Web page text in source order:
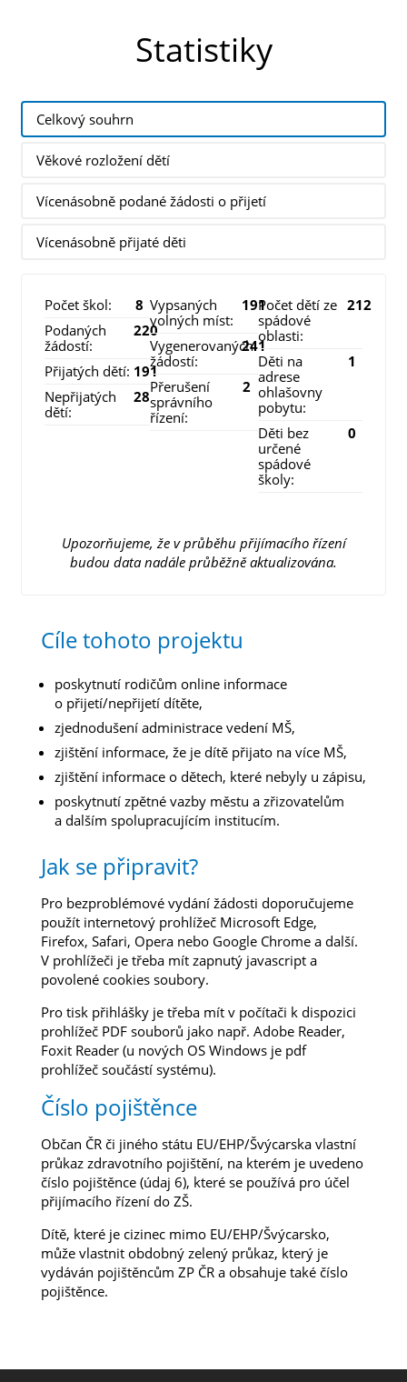
Statistiky
Celkový souhrn
Věkové rozložení dětí
Vícenásobně podané žádosti o přijetí
Vícenásobně přijaté děti
Počet škol:
8
Podaných
žádostí:
220
Přijatých dětí: 191
Nepřijatých
dětí:
28
Vypsaných
volných míst:
191
Vygenerovaných
žádostí:
241
Přerušení
správního
řízení:
2
Počet dětí ze
spádové
oblasti:
212
Děti na
adrese
ohlašovny
pobytu:
1
Děti bez
určené
spádové
školy:
0
Upozorňujeme, že v průběhu přijímacího řízení
budou data nadále průběžně aktualizována.
Cíle tohoto projektu
poskytnutí rodičům online informace
o přijetí/nepřijetí dítěte,
zjednodušení administrace vedení MŠ,
zjištění informace, že je dítě přijato na více MŠ,
zjištění informace o dětech, které nebyly u zápisu,
poskytnutí zpětné vazby městu a zřizovatelům
a dalším spolupracujícím institucím.
Jak se připravit?
Pro bezproblémové vydání žádosti doporučujeme
použít internetový prohlížeč Microsoft Edge,
Firefox, Safari, Opera nebo Google Chrome a další.
V prohlížeči je třeba mít zapnutý javascript a
povolené cookies soubory.
Pro tisk přihlášky je třeba mít v počítači k dispozici
prohlížeč PDF souborů jako např. Adobe Reader,
Foxit Reader (u nových OS Windows je pdf
prohlížeč součástí systému).
Číslo pojištěnce
Občan ČR či jiného státu EU/EHP/Švýcarska vlastní
průkaz zdravotního pojištění, na kterém je uvedeno
číslo pojištěnce (údaj 6), které se používá pro účel
přijímacího řízení do ZŠ.
Dítě, které je cizinec mimo EU/EHP/Švýcarsko,
může vlastnit obdobný zelený průkaz, který je
vydáván pojištěncům ZP ČR a obsahuje také číslo
pojištěnce.